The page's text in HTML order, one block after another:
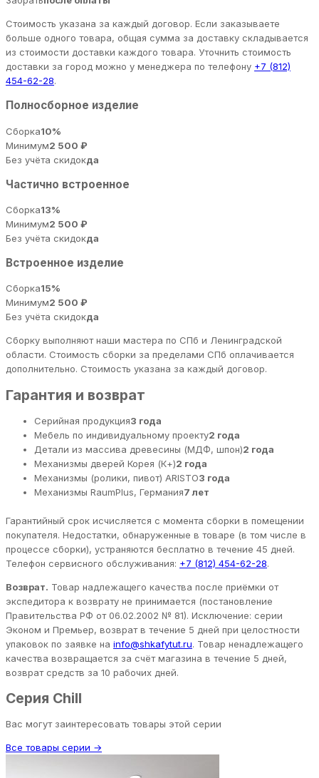
Стоимость указана за каждый договор. Если заказываете
больше одного товара, общая сумма за доставку складывается
из стоимости доставки каждого товара. Уточнить стоимость
доставки за город можно у менеджера по телефону +7 (812)
454-62-28.
Полносборное изделие
Сборка10%
Минимум2 500 ₽
Без учёта скидокда
Частично встроенное
Сборка13%
Минимум2 500 ₽
Без учёта скидокда
Встроенное изделие
Сборка15%
Минимум2 500 ₽
Без учёта скидокда
Сборку выполняют наши мастера по СПб и Ленинградской
области. Стоимость сборки за пределами СПб оплачивается
дополнительно. Стоимость указана за каждый договор.
Гарантия и возврат
Серийная продукция3 года
Мебель по индивидуальному проекту2 года
Детали из массива древесины (МДФ, шпон)2 года
Механизмы дверей Корея (К+)2 года
Механизмы (ролики, пивот) ARISTO3 года
Механизмы RaumPlus, Германия7 лет
Гарантийный срок исчисляется с момента сборки в помещении
покупателя. Недостатки, обнаруженные в товаре (в том числе в
процессе сборки), устраняются бесплатно в течение 45 дней.
Телефон сервисного обслуживания: +7 (812) 454-62-28.
Возврат. Товар надлежащего качества после приёмки от
экспедитора к возврату не принимается (постановление
Правительства РФ от 06.02.2002 № 81). Исключение: серии
Эконом и Премьер, возврат в течение 5 дней при целостности
упаковок по заявке на info@shkafytut.ru. Товар ненадлежащего
качества возвращается за счёт магазина в течение 5 дней,
возврат средств за 10 рабочих дней.
Серия Chill
Вас могут заинтересовать товары этой серии
Все товары серии →